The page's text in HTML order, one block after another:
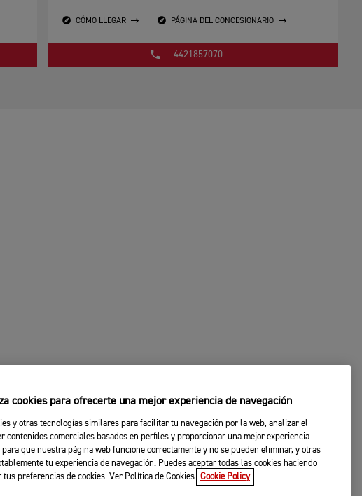
CÓMO LLEGAR PÁGINA DEL CONCESIONARIO
4421857070
cookies para ofrecerte una mejor experiencia de navegación
y otras tecnologías similares para facilitar tu navegación por la web, analizar el
contenidos comerciales basados en perfiles y proporcionar una mejor experiencia.
que nuestra página web funcione correctamente y no se pueden eliminar, y otras
tu experiencia de navegación. Puedes aceptar todas las cookies haciendo
preferencias de cookies. Ver Política de Cookies. Cookie Policy